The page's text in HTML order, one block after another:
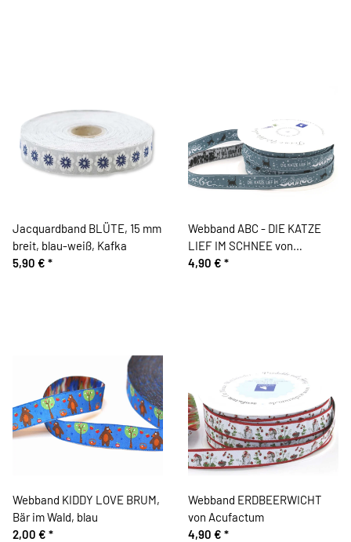
Jacquardband BLÜTE, 15 mm
breit, blau-weiß, Kafka
5,90 € *
Webband ABC - DIE KATZE
LIEF IM SCHNEE von
Acufactum
4,90 € *
Webband KIDDY LOVE BRUM,
Bär im Wald, blau
2,00 € *
Webband ERDBEERWICHT
von Acufactum
4,90 € *